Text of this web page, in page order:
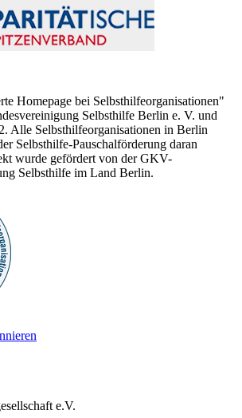
Homepage bei Selbsthilfeorganisationen"
Selbsthilfe Berlin e. V. und
Alle Selbsthilfeorganisationen in Berlin
Selbsthilfe-Pauschalförderung daran
wurde gefördert von der GKV-
Selbsthilfe im Land Berlin.
e.V.